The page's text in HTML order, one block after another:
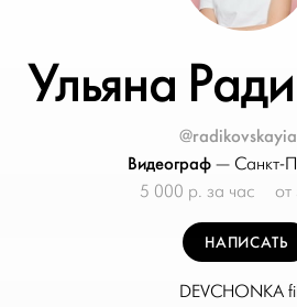
Ульяна
@radikovskayia
Видеограф— Санкт-
5 000 р. за час
от
НАПИСАТЬ
DEVCHONKA